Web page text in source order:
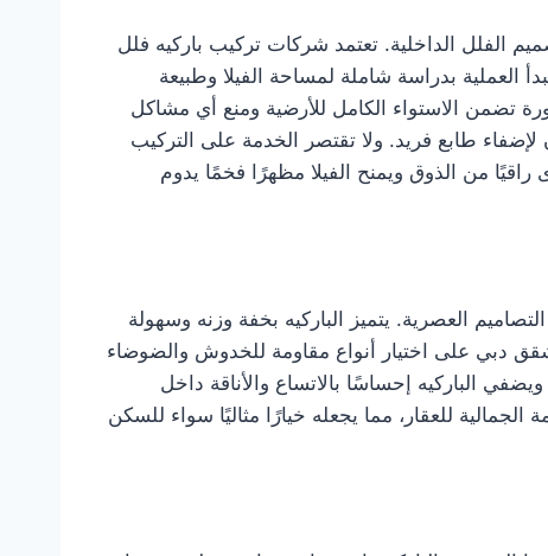
الفلل الداخلية. تعتمد شركات تركيب باركيه فلل
العملية بدراسة شاملة لمساحة الفيلا وطبيعة
تضمن الاستواء الكامل للأرضية ومنع أي مشاكل
طابع فريد. ولا تقتصر الخدمة على التركيب
من الذوق ويمنح الفيلا مظهرًا فخمًا يدوم
العصرية. يتميز الباركيه بخفة وزنه وسهولة
دبي على اختيار أنواع مقاومة للخدوش والضوضاء
الباركيه إحساسًا بالاتساع والأناقة داخل
للعقار، مما يجعله خيارًا مثاليًا سواء للسكن